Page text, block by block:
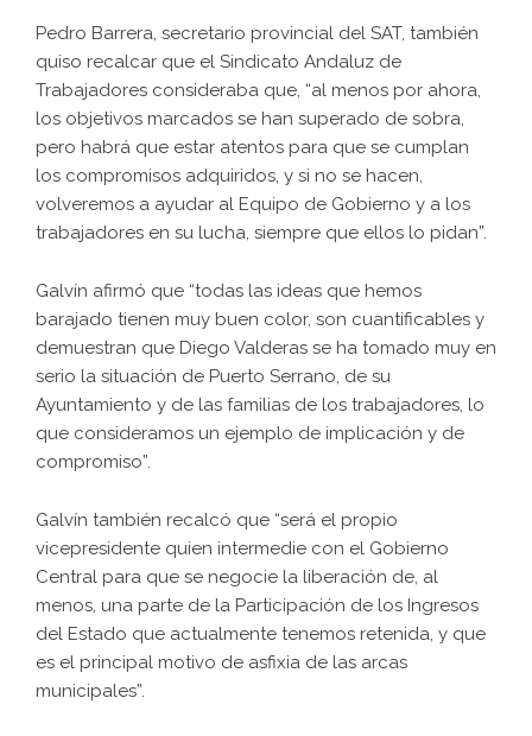
Pedro Barrera, secretario provincial del SAT, también
quiso recalcar que el Sindicato Andaluz de
Trabajadores consideraba que, “al menos por ahora,
los objetivos marcados se han superado de sobra,
pero habrá que estar atentos para que se cumplan
los compromisos adquiridos, y si no se hacen,
volveremos a ayudar al Equipo de Gobierno y a los
trabajadores en su lucha, siempre que ellos lo pidan”.
Galvín afirmó que “todas las ideas que hemos
barajado tienen muy buen color, son cuantificables y
demuestran que Diego Valderas se ha tomado muy en
serio la situación de Puerto Serrano, de su
Ayuntamiento y de las familias de los trabajadores, lo
que consideramos un ejemplo de implicación y de
compromiso”.
Galvín también recalcó que “será el propio
vicepresidente quien intermedie con el Gobierno
Central para que se negocie la liberación de, al
menos, una parte de la Participación de los Ingresos
del Estado que actualmente tenemos retenida, y que
es el principal motivo de asfixia de las arcas
municipales”.